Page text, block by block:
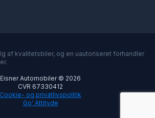
af kvalitetsbiler, og en uautoriseret forhandler
Eisner Automobiler © 2026
CVR 67330412
Cookie- og privatlivspolitik
Go' Attityde